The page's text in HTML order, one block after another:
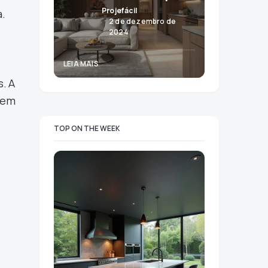
A
Projefácil
2 de dezembro de
2024
LEIA MAIS
TOP ON THE WEEK